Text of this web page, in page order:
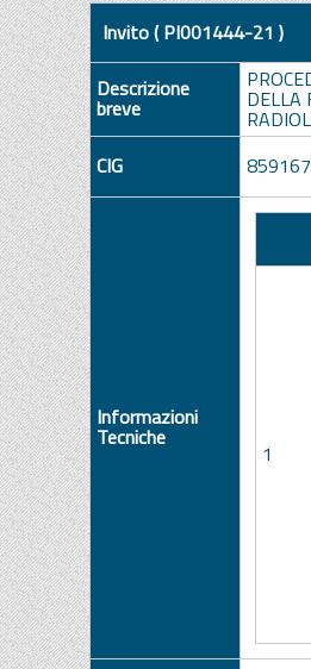
Invito ( PI001444-21 )
Descrizione
breve DELLA
CIG
Informazioni
Tecniche
1